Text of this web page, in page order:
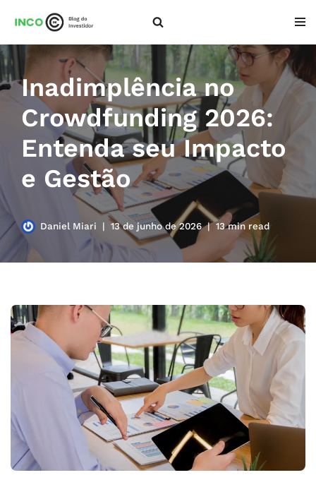
o
conteúdo
Inadimplência no
Crowdfunding 2026:
Entenda seu Impacto
e Gestão
Daniel Miari 13 de junho de 2026 13 min read